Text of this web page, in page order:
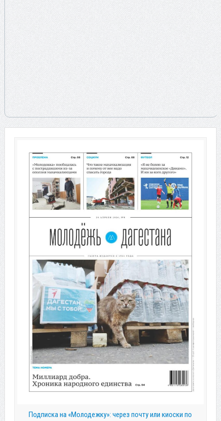
Подписка на «Молодежку»: через почту или киоски по